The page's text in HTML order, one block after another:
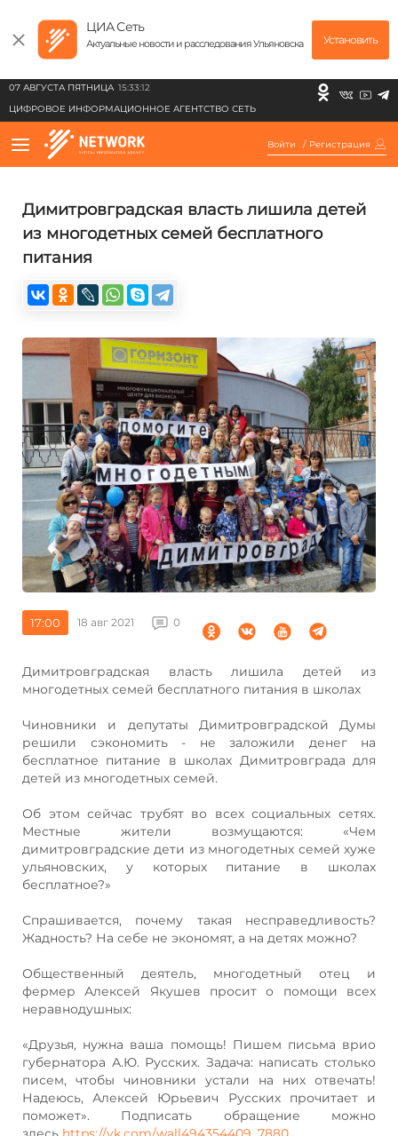
ЦИА Сеть
Актуальные новости и расследования Ульяновска Установить
07 АВГУСТА ПЯТНИЦА 15:33:12
ЦИФРОВОЕ ИНФОРМАЦИОННОЕ АГЕНТСТВО СЕТЬ
Войти / Регистрация
Димитровградская власть лишила детей
из многодетных семей бесплатного
питания
17:00 18 авг 2021 0
Димитровградская власть лишила детей из
многодетных семей бесплатного питания в школах
Чиновники и депутаты Димитровградской Думы
решили сэкономить - не заложили денег на
бесплатное питание в школах Димитровграда для
детей из многодетных семей.
Об этом сейчас трубят во всех социальных сетях.
Местные жители возмущаются: «Чем
димитровградские дети из многодетных семей хуже
ульяновских, у которых питание в школах
бесплатное?»
Спрашивается, почему такая несправедливость?
Жадность? На себе не экономят, а на детях можно?
Общественный деятель, многодетный отец и
фермер Алексей Якушев просит о помощи всех
неравнодушных:
«Друзья, нужна ваша помощь! Пишем письма врио
губернатора А.Ю. Русских. Задача: написать столько
писем, чтобы чиновники устали на них отвечать!
Надеюсь, Алексей Юрьевич Русских прочитает и
поможет». Подписать обращение можно